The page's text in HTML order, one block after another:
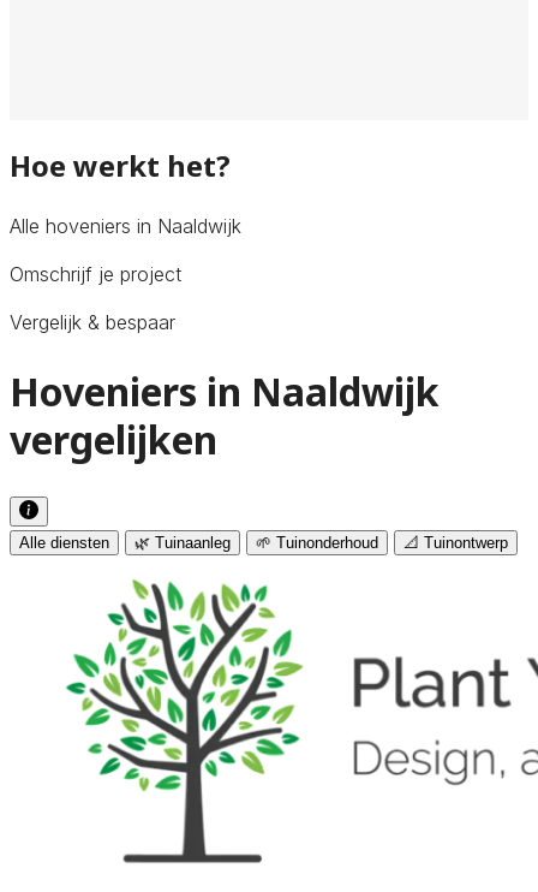
Hoe werkt het?
Alle hoveniers in Naaldwijk
Omschrijf je project
Vergelijk & bespaar
Hoveniers in Naaldwijk
vergelijken
Alle diensten 🌿 Tuinaanleg 🌱 Tuinonderhoud 📐 Tuinontwerp